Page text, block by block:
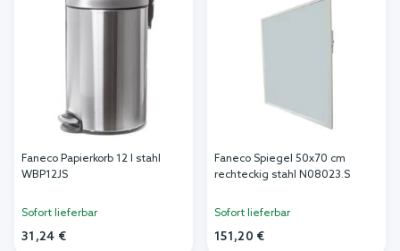
Faneco Papierkorb 12 l stahl
WBP12JS
Sofort lieferbar
31,24 €
Faneco Spiegel 50x70 cm
rechteckig stahl N08023.S
Sofort lieferbar
151,20 €